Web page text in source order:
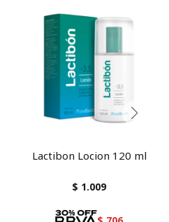
Lactibon Locion 120 ml
$ 1.009